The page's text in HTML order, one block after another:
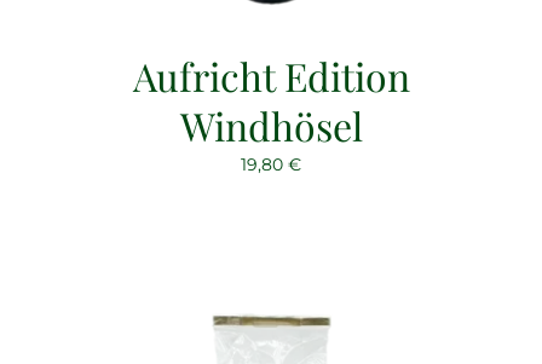
Aufricht Edition
Windhösel
19,80 €